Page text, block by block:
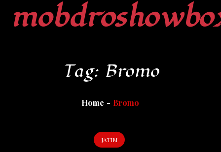
Tag: Bromo
Home Bromo
JATIM